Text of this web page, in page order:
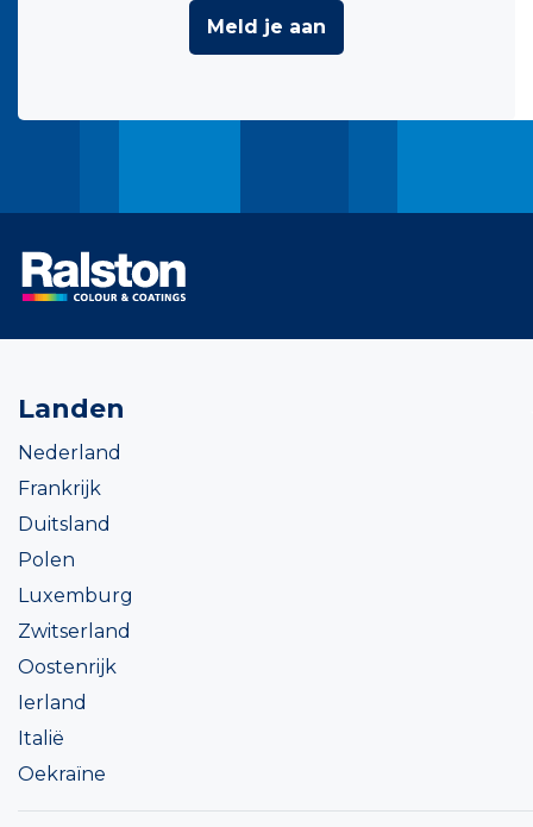
Meld je aan
Landen
Nederland
Frankrijk
Duitsland
Polen
Luxemburg
Zwitserland
Oostenrijk
Ierland
Italië
Oekraïne